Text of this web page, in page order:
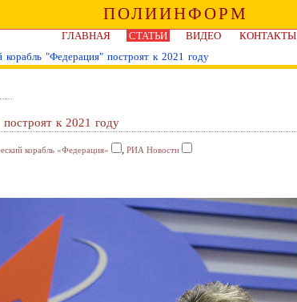
ПОЛИИНФОРМ
ГЛАВНАЯ СТАТЬИ ВИДЕО
КОНТАКТЫ
корабль "Федерация" построят к 2021 году
к 2021 году
корабль «Федерация» , РИА Новости